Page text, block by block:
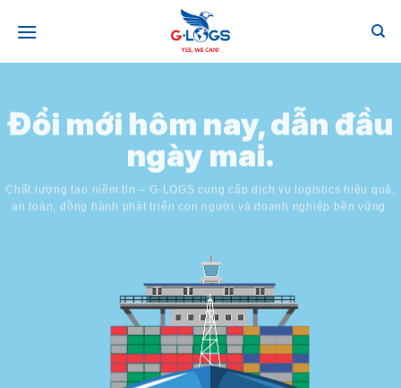
qua
Đổi mới hôm nay, dẫn đầu
ngày mai.
Chất lượng tạo niềm tin – G-LOGS cung cấp dịch vụ logistics hiệu quả, an toàn,
đồng hành phát triển con người và doanh nghiệp bền vững.